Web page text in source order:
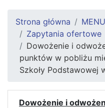
Strona główna
Zapytania ofertowe
Dowożenie i
punktów w pobliżu
Szkoły Podstawowej
Dowożenie i